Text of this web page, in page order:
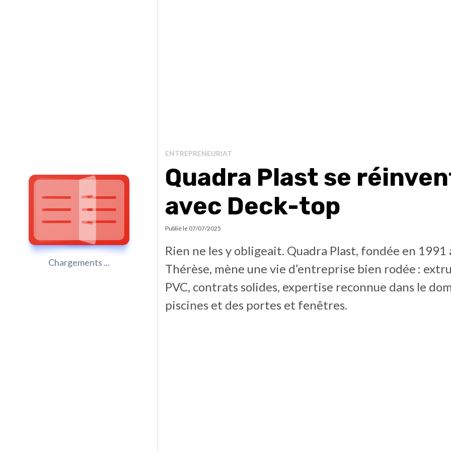
Chargements ...
ENTREPRENEURIAT
Quadra Plast se
avec Deck-top
Publié le 07/07/2025
Rien ne les y obligeait. Quadra Plast, fondée en 1991
Thérèse, mène une vie d’entreprise bien rodée :
PVC, contrats solides, expertise reconnue dans le
piscines et des portes et fenêtres.